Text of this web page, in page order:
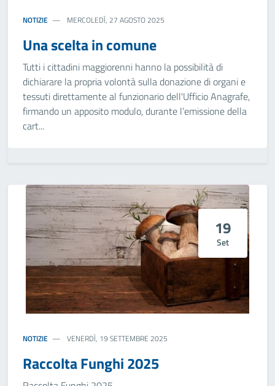
NOTIZIE MERCOLEDÌ, 27 AGOSTO 2025
Una scelta in comune
Tutti i cittadini maggiorenni hanno la possibilità di
dichiarare la propria volontà sulla donazione di organi e
tessuti direttamente al funzionario dell'Ufficio Anagrafe,
firmando un apposito modulo, durante l’emissione della
cart...
19
Set
NOTIZIE VENERDÌ, 19 SETTEMBRE 2025
Raccolta Funghi 2025